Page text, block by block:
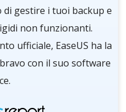
di gestire i tuoi backup e
non funzionanti.
ufficiale, EaseUS ha la
con il suo software